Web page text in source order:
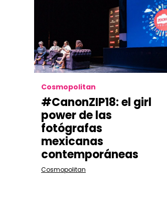
Cosmopolitan
#CanonZIP18: el girl
power de las
fotógrafas
mexicanas
contemporáneas
Cosmopolitan